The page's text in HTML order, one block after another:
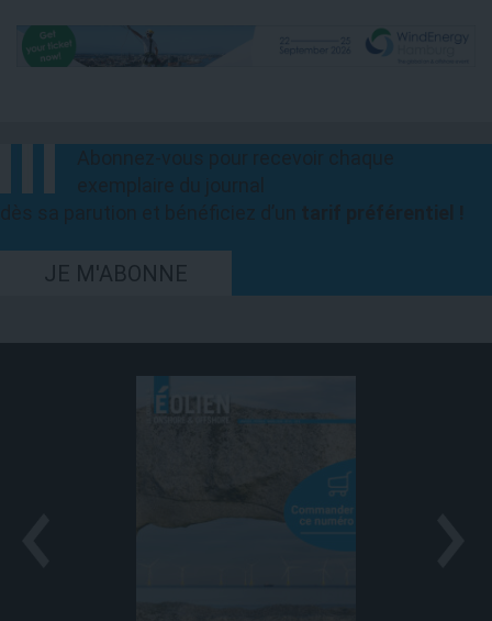
JE M'ABONNE